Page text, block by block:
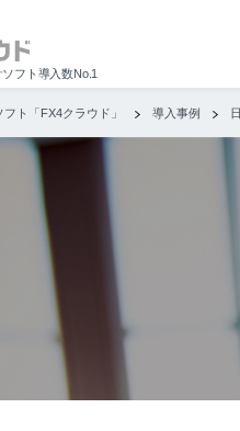
フト導入数No.1
フト「FX4クラウド」 導入事例